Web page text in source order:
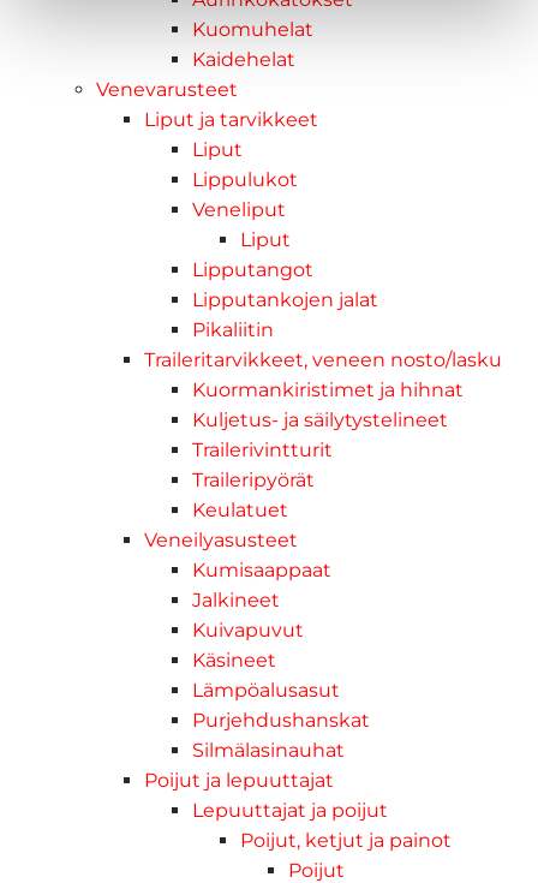
Kuomuhelat
Kaidehelat
Venevarusteet
Liput ja tarvikkeet
Liput
Lippulukot
Veneliput
Liput
Lipputangot
Lipputankojen jalat
Pikaliitin
Traileritarvikkeet, veneen nosto/lasku
Kuormankiristimet ja hihnat
Kuljetus- ja säilytystelineet
Trailerivintturit
Traileripyörät
Keulatuet
Veneilyasusteet
Kumisaappaat
Jalkineet
Kuivapuvut
Käsineet
Lämpöalusasut
Purjehdushanskat
Silmälasinauhat
Poijut ja lepuuttajat
Lepuuttajat ja poijut
Poijut, ketjut ja painot
Poijut